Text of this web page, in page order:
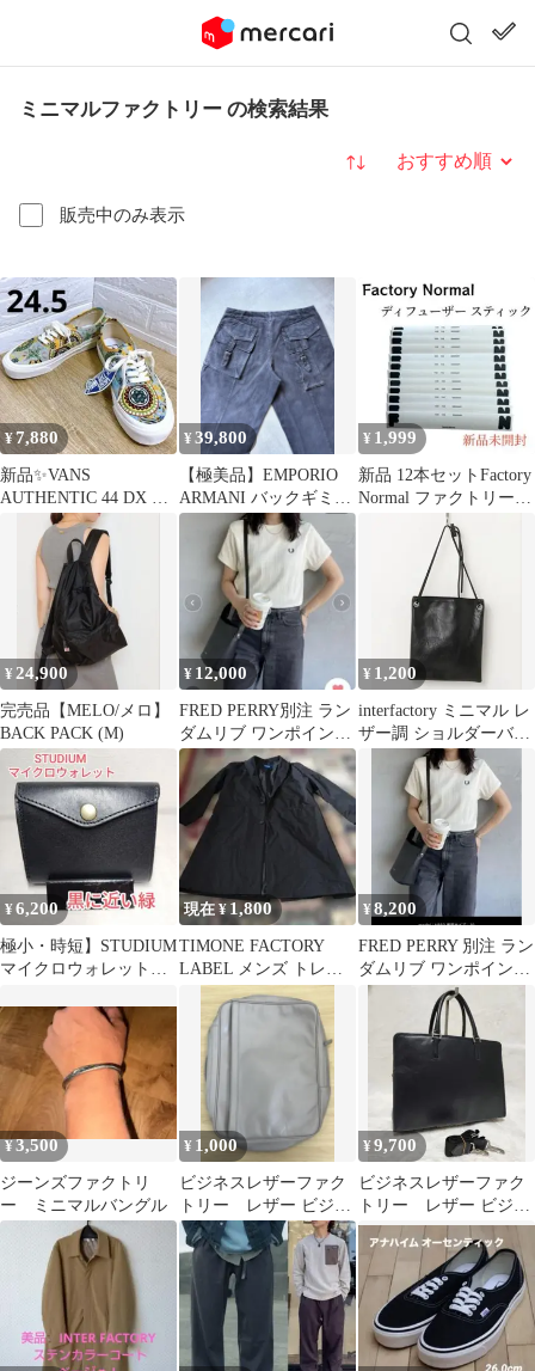
ミニマルファクトリー の検索結果
販売中のみ表示
並び替え
¥7,880
新品✨VANS
AUTHENTIC 44 DX オ
ーセンティック タイダ
¥39,800
【極美品】EMPORIO
ARMANI バックギミッ
ク パラシュートパンツ
¥ 1,999
新品 12本セットFactory
Normal ファクトリーノ
ーマル スティック
¥ 24,900
完売品【MELO/メロ】
BACK PACK (M)
¥ 12,000
FRED PERRY別注 ラン
ダムリブ ワンポイント
ロゴ刺繍 リンガーTシ
ャツ
¥ 1,200
interfactory ミニマル レ
ザー調 ショルダーバッ
グ ブラック
¥6,200
極小・時短】STUDIUM
マイクロウォレット
緑
現在 ¥ 1,800
TIMONE FACTORY
LABEL メンズ トレン
チコート ブラック
¥8,200
FRED PERRY 別注 ラン
ダムリブ ワンポイント
刺繍Tシャツ
¥3,500
ジーンズファクトリ
ー ミニマルバングル
¥ 1,000
ビジネスレザーファク
トリー レザー ビジネ
スバッグ 2way リュッ
ク ハンド
¥9,700
ビジネスレザーファク
トリー レザー ビジネ
スバッグ 濃紺 A4収
納可能